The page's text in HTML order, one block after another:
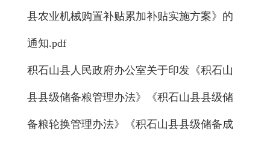
县农业机械购置补贴累加补贴实施方案》的
通知.pdf
积石山县人民政府办公室关于印发《积石山
县县级储备粮管理办法》《积石山县县级储
备粮轮换管理办法》《积石山县县级储备成